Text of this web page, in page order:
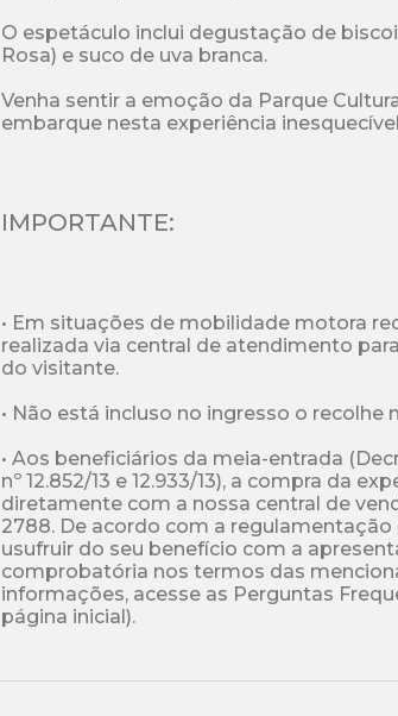
O espetáculo inclui degustação de
Rosa) e suco de uva branca.
Venha sentir a emoção da Parque
embarque nesta experiência
IMPORTANTE:
• Em situações de mobilidade motora
realizada via central de atendimento
do visitante.
• Não está incluso no ingresso o recolhe
• Aos beneficiários da meia-entrada
nº 12.852/13 e 12.933/13), a compra da
diretamente com a nossa central de
2788. De acordo com a
usufruir do seu benefício com a
comprobatória nos termos das
informações, acesse as Perguntas
página inicial).